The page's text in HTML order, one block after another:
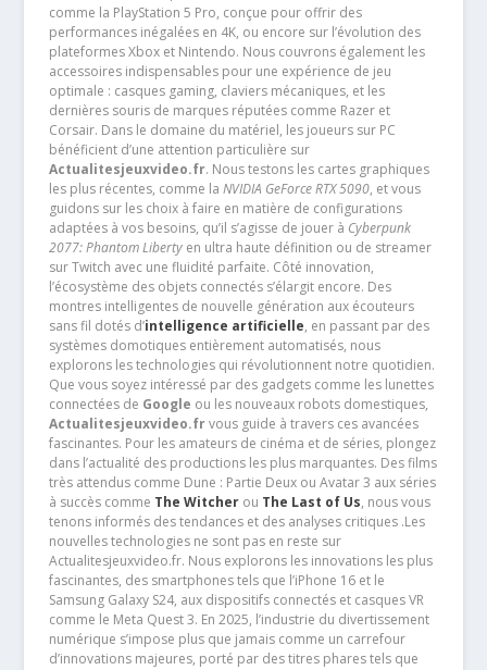
comme la PlayStation 5 Pro, conçue pour offrir des
performances inégalées en 4K, ou encore sur l’évolution des
plateformes Xbox et Nintendo. Nous couvrons également les
accessoires indispensables pour une expérience de jeu
optimale : casques gaming, claviers mécaniques, et les
dernières souris de marques réputées comme Razer et
Corsair. Dans le domaine du matériel, les joueurs sur PC
bénéficient d’une attention particulière sur
Actualitesjeuxvideo.fr. Nous testons les cartes graphiques
les plus récentes, comme la NVIDIA GeForce RTX 5090, et vous
guidons sur les choix à faire en matière de configurations
adaptées à vos besoins, qu’il s’agisse de jouer à Cyberpunk
2077: Phantom Libertyen ultra haute définition ou de streamer
sur Twitch avec une fluidité parfaite. Côté innovation,
l’écosystème des objets connectés s’élargit encore. Des
montres intelligentes de nouvelle génération aux écouteurs
sans fil dotés d’intelligence artificielle, en passant par des
systèmes domotiques entièrement automatisés, nous
explorons les technologies qui révolutionnent notre quotidien.
Que vous soyez intéressé par des gadgets comme les lunettes
connectées de Google ou les nouveaux robots domestiques,
Actualitesjeuxvideo.frvous guide à travers ces avancées
fascinantes. Pour les amateurs de cinéma et de séries, plongez
dans l’actualité des productions les plus marquantes. Des films
très attendus comme Dune : Partie Deux ou Avatar 3 aux séries
à succès comme The Witcherou The Last of Us, nous vous
tenons informés des tendances et des analyses critiques .Les
nouvelles technologies ne sont pas en reste sur
Actualitesjeuxvideo.fr. Nous explorons les innovations les plus
fascinantes, des smartphones tels que l’iPhone 16 et le
Samsung Galaxy S24, aux dispositifs connectés et casques VR
comme le Meta Quest 3. En 2025, l’industrie du divertissement
numérique s’impose plus que jamais comme un carrefour
d’innovations majeures, porté par des titres phares tels que